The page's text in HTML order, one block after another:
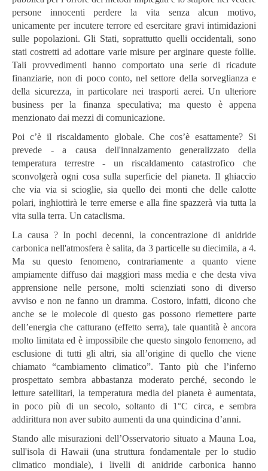
persone innocenti perdere la vita senza alcun motivo,
unicamente per incutere terrore ed esercitare gravi intimidazioni
sulle popolazioni. Gli Stati, soprattutto quelli occidentali, sono
stati costretti ad adottare varie misure per arginare queste follie.
Tali provvedimenti hanno comportato una serie di ricadute
finanziarie, non di poco conto, nel settore della sorveglianza e
della sicurezza, in particolare nei trasporti aerei. Un ulteriore
business per la finanza speculativa; ma questo è appena
menzionato dai mezzi di comunicazione.
Poi c’è il riscaldamento globale. Che cos’è esattamente? Si
prevede - a causa dell'innalzamento generalizzato della
temperatura terrestre - un riscaldamento catastrofico che
sconvolgerà ogni cosa sulla superficie del pianeta. Il ghiaccio
che via via si scioglie, sia quello dei monti che delle calotte
polari, inghiottirà le terre emerse e alla fine spazzerà via tutta la
vita sulla terra. Un cataclisma.
La causa ? In pochi decenni, la concentrazione di anidride
carbonica nell'atmosfera è salita, da 3 particelle su diecimila, a 4.
Ma su questo fenomeno, contrariamente a quanto viene
ampiamente diffuso dai maggiori mass media e che desta viva
apprensione nelle persone, molti scienziati sono di diverso
avviso e non ne fanno un dramma. Costoro, infatti, dicono che
anche se le molecole di questo gas possono riemettere parte
dell’energia che catturano (effetto serra), tale quantità è ancora
molto limitata ed è impossibile che questo singolo fenomeno, ad
esclusione di tutti gli altri, sia all’origine di quello che viene
chiamato “cambiamento climatico”. Tanto più che l’inferno
prospettato sembra abbastanza moderato perché, secondo le
letture satellitari, la temperatura media del pianeta è aumentata,
in poco più di un secolo, soltanto di 1°C circa, e sembra
addirittura non aver subito aumenti da una quindicina d’anni.
Stando alle misurazioni dell’Osservatorio situato a Mauna Loa,
sull'isola di Hawaii (una struttura fondamentale per lo studio
climatico mondiale), i livelli di anidride carbonica hanno